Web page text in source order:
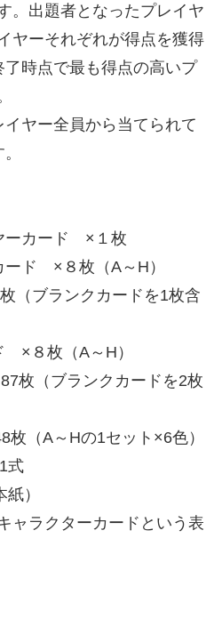
。出題者となったプレイヤ
ヤーそれぞれが得点を獲得
時点で最も得点の高いプ
ヤー全員から当てられて
ーカード ×１枚
ード ×８枚（A～H）
（ブランクカードを1枚含
×８枚（A～H）
枚（ブランクカードを2枚
（A～Hの1セット×6色）
式
）
ラクターカードという表